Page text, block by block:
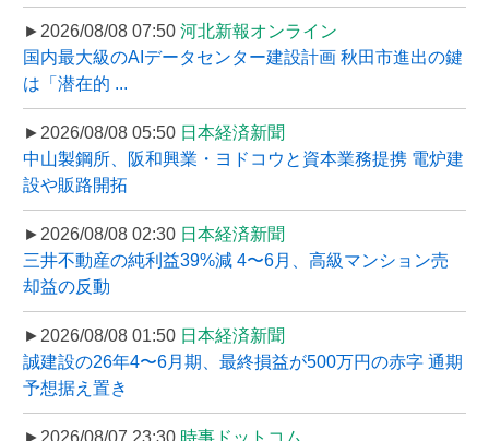
►2026/08/08 07:50 河北新報オンライン
国内最大級のAIデータセンター建設計画 秋田市進出の鍵
は「潜在的 ...
►2026/08/08 05:50 日本経済新聞
中山製鋼所、阪和興業・ヨドコウと資本業務提携 電炉建
設や販路開拓
►2026/08/08 02:30 日本経済新聞
三井不動産の純利益39%減 4〜6月、高級マンション売
却益の反動
►2026/08/08 01:50 日本経済新聞
誠建設の26年4〜6月期、最終損益が500万円の赤字 通期
予想据え置き
►2026/08/07 23:30 時事ドットコム